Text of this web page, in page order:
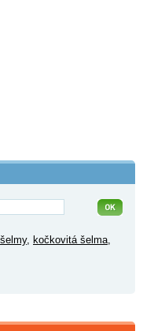
šelmy, kočkovitá šelma